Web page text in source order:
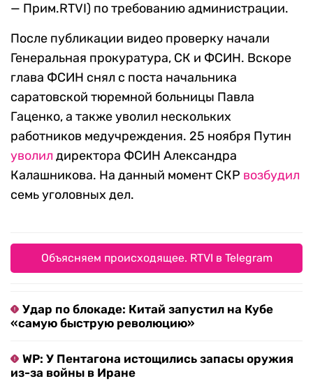
— Прим.RTVI) по требованию администрации.
После публикации видео проверку начали
Генеральная прокуратура, СК и ФСИН. Вскоре
глава ФСИН снял с поста начальника
саратовской тюремной больницы Павла
Гаценко, а также уволил нескольких
работников медучреждения. 25 ноября Путин
уволил директора ФСИН Александра
Калашникова. На данный момент СКР возбудил
семь уголовных дел.
Объясняем происходящее. RTVI в Telegram
Удар по блокаде: Китай запустил на Кубе
«самую быструю революцию»
WP: У Пентагона истощились запасы оружия
из-за войны в Иране